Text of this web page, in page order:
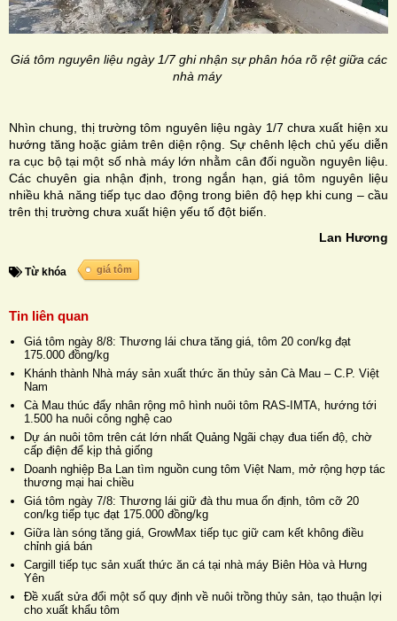
Giá tôm nguyên liệu ngày 1/7 ghi nhận sự phân hóa rõ rệt giữa các
nhà máy
Nhìn chung, thị trường tôm nguyên liệu ngày 1/7 chưa xuất hiện xu
hướng tăng hoặc giảm trên diện rộng. Sự chênh lệch chủ yếu diễn
ra cục bộ tại một số nhà máy lớn nhằm cân đối nguồn nguyên liệu.
Các chuyên gia nhận định, trong ngắn hạn, giá tôm nguyên liệu
nhiều khả năng tiếp tục dao động trong biên độ hẹp khi cung – cầu
trên thị trường chưa xuất hiện yếu tố đột biến.
Lan Hương
Từ khóa giá tôm
Tin liên quan
Giá tôm ngày 8/8: Thương lái chưa tăng giá, tôm 20 con/kg đạt
175.000 đồng/kg
Khánh thành Nhà máy sản xuất thức ăn thủy sản Cà Mau – C.P. Việt
Nam
Cà Mau thúc đẩy nhân rộng mô hình nuôi tôm RAS-IMTA, hướng tới
1.500 ha nuôi công nghệ cao
Dự án nuôi tôm trên cát lớn nhất Quảng Ngãi chạy đua tiến độ, chờ
cấp điện để kịp thả giống
Doanh nghiệp Ba Lan tìm nguồn cung tôm Việt Nam, mở rộng hợp tác
thương mại hai chiều
Giá tôm ngày 7/8: Thương lái giữ đà thu mua ổn định, tôm cỡ 20
con/kg tiếp tục đạt 175.000 đồng/kg
Giữa làn sóng tăng giá, GrowMax tiếp tục giữ cam kết không điều
chỉnh giá bán
Cargill tiếp tục sản xuất thức ăn cá tại nhà máy Biên Hòa và Hưng
Yên
Đề xuất sửa đổi một số quy định về nuôi trồng thủy sản, tạo thuận lợi
cho xuất khẩu tôm